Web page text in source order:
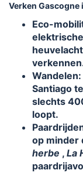
Verken Gascogne
Eco-
Santiago
slechts
loopt.
op minder
herbe , La